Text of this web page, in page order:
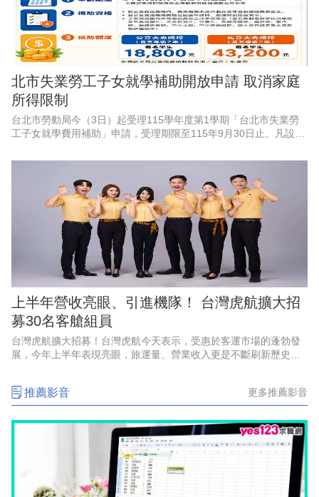
北市失業勞工子女就學補助開放申請 取消家庭
所得限制
台北市勞動局今（3日）起受理115學年度第1學期「台北市失業勞
工子女就學費用補助」申請，受理期限至115年9月30日止。凡設籍
內大專校院並
上半年營收亮眼、引進機隊！ 台灣虎航擴大招
募30名客艙組員
台灣虎航擴大招募！台灣虎航今天表示，受惠於客運市場的蓬勃發
展，今年上半年表現亮眼，旅運量、營業收入更是不斷刷新歷史紀
推薦影音 更多推薦影音